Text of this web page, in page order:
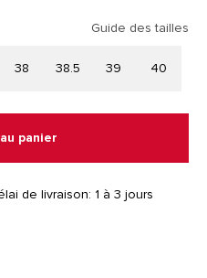
Guide des tailles
38 38.5 39 40
panier
de livraison: 1 à 3 jours